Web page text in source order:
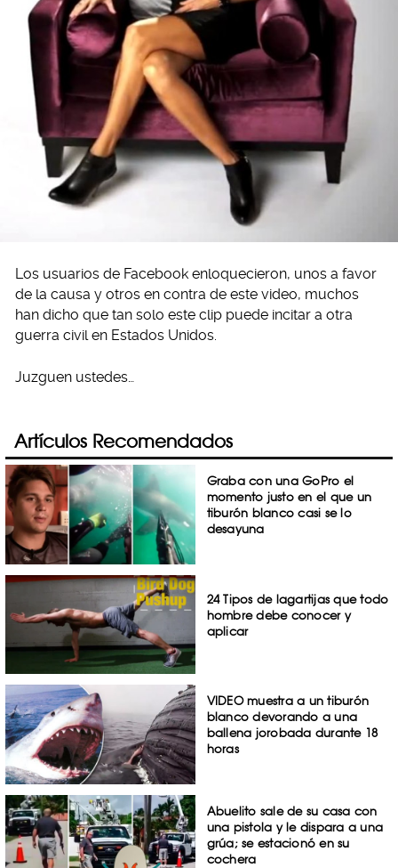
Los usuarios de Facebook enloquecieron, unos a favor
de la causa y otros en contra de este video, muchos
han dicho que tan solo este clip puede incitar a otra
guerra civil en Estados Unidos.
Juzguen ustedes…
Artículos Recomendados
Graba con una GoPro el
momento justo en el que un
tiburón blanco casi se lo
desayuna
24 Tipos de lagartijas que todo
hombre debe conocer y
aplicar
VIDEO muestra a un tiburón
blanco devorando a una
ballena jorobada durante 18
horas
Abuelito sale de su casa con
una pistola y le dispara a una
grúa; se estacionó en su
cochera